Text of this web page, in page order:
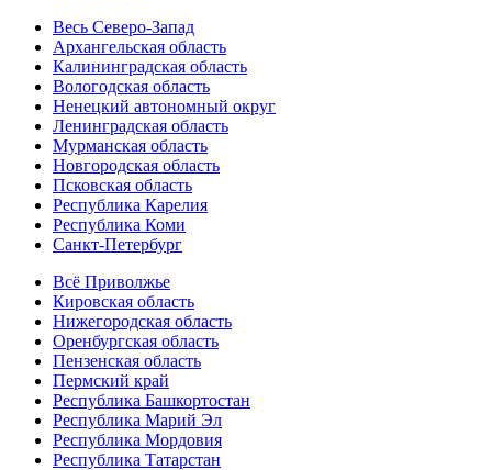
Весь Северо-Запад
Архангельская область
Калининградская область
Вологодская область
Ненецкий автономный округ
Ленинградская область
Мурманская область
Новгородская область
Псковская область
Республика Карелия
Республика Коми
Санкт-Петербург
Всё Приволжье
Кировская область
Нижегородская область
Оренбургская область
Пензенская область
Пермский край
Республика Башкортостан
Республика Марий Эл
Республика Мордовия
Республика Татарстан